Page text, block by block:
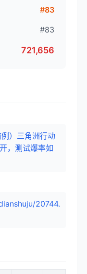
#83
#83
721,656
）三角洲行动
，测试爆率如
20744.